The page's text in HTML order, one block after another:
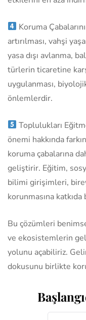
Koruma
artırılması, vahşi
yasa dışı avlanma,
türlerin ticaretine
uygulanması,
önlemlerdir.
Toplulukları
önemi hakkında
koruma çabalarına
geliştirir. Eğitim,
bilimi girişimleri,
korunmasına
Bu çözümleri
ve ekosistemlerin
yolunu açabiliriz.
dokusunu birlikte